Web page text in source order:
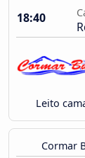
18:40
Leito
Cormar